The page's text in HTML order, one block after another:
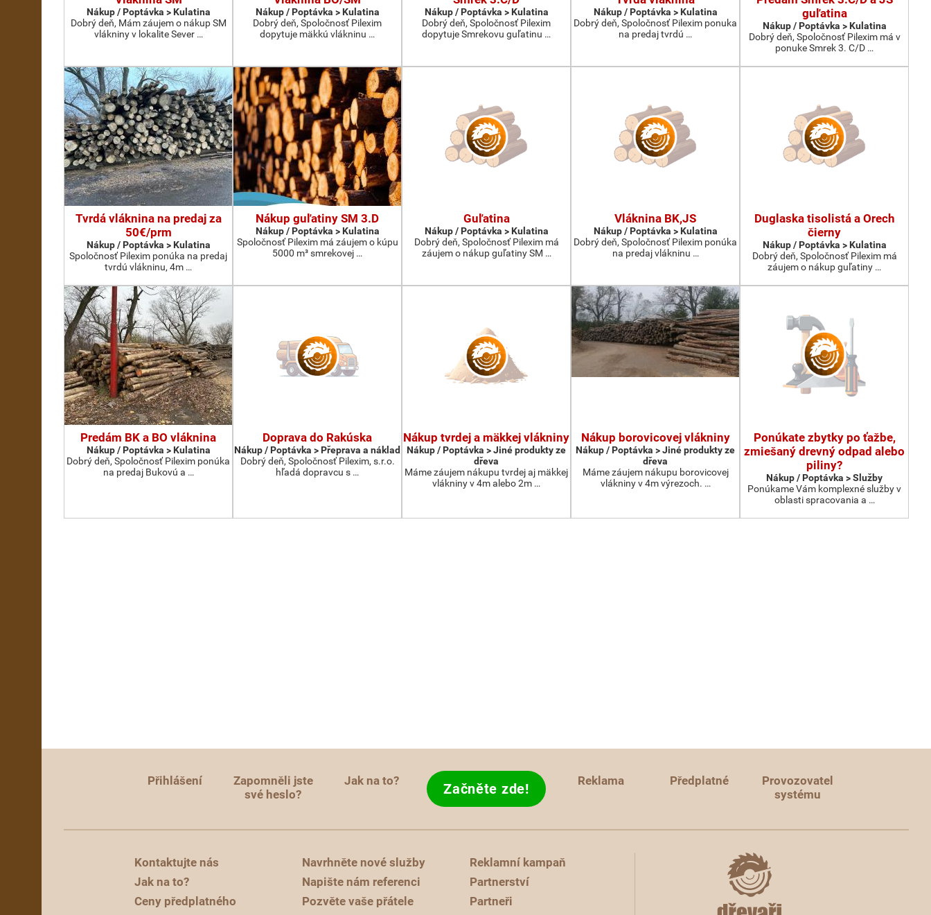
Nákup / Poptávka > Kulatina
Dobrý deň, Mám záujem o nákup SM
vlákniny v lokalite Sever …
Nákup / Poptávka > Kulatina
Dobrý deň, Spoločnosť Pilexim
dopytuje mäkkú vlákninu …
Nákup / Poptávka > Kulatina
Dobrý deň, Spoločnosť Pilexim
dopytuje Smrekovu guľatinu …
Nákup / Poptávka > Kulatina
Dobrý deň, Spoločnosť Pilexim ponuka
na predaj tvrdú …
guľatina
Nákup / Poptávka > Kulatina
Dobrý deň, Spoločnosť Pilexim má v
ponuke Smrek 3. C/D …
Tvrdá vláknina na predaj za
50€/prm
Nákup / Poptávka > Kulatina
Spoločnosť Pilexim ponúka na predaj
tvrdú vlákninu, 4m …
Nákup guľatiny SM 3.D
Nákup / Poptávka > Kulatina
Spoločnosť Pilexim má záujem o kúpu
5000 m³ smrekovej …
Guľatina
Nákup / Poptávka > Kulatina
Dobrý deň, Spoločnosť Pilexim má
záujem o nákup guľatiny SM …
Vláknina BK,JS
Nákup / Poptávka > Kulatina
Dobrý deň, Spoločnosť Pilexim ponúka
na predaj vlákninu …
Duglaska tisolistá a Orech
čierny
Nákup / Poptávka > Kulatina
Dobrý deň, Spoločnosť Pilexim má
záujem o nákup guľatiny …
Predám BK a BO vláknina
Nákup / Poptávka > Kulatina
Dobrý deň, Spoločnosť Pilexim ponúka
na predaj Bukovú a …
Doprava do Rakúska
Nákup / Poptávka > Přeprava a náklad
Dobrý deň, Spoločnosť Pilexim, s.r.o.
hľadá dopravcu s …
Nákup tvrdej a mäkkej vlákniny
Nákup / Poptávka > Jiné produkty ze
dřeva
Máme záujem nákupu tvrdej aj mäkkej
vlákniny v 4m alebo 2m …
Nákup borovicovej vlákniny
Nákup / Poptávka > Jiné produkty ze
dřeva
Máme záujem nákupu borovicovej
vlákniny v 4m výrezoch. …
Ponúkate zbytky po ťažbe,
zmiešaný drevný odpad alebo
piliny?
Nákup / Poptávka > Služby
Ponúkame Vám komplexné služby v
oblasti spracovania a …
Přihlášení
Zapomněli jste
své heslo?
Jak na to? Začněte zde! Reklama Předplatné
Provozovatel
systému
Kontaktujte nás
Jak na to?
Ceny předplatného
Navrhněte nové služby
Napište nám referenci
Pozvěte vaše přátele
Reklamní kampaň
Partnerství
Partneři